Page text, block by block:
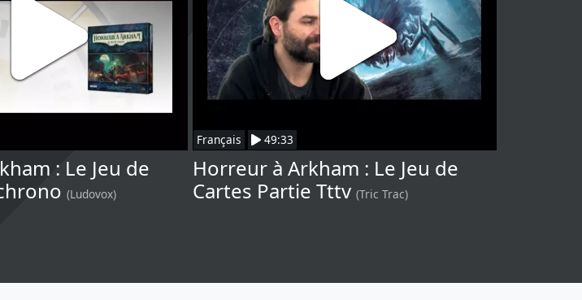
: Le Jeu de
(Ludovox)
Français 49:33
Horreur à Arkham : Le Jeu de
Cartes Partie Tttv (Tric Trac)